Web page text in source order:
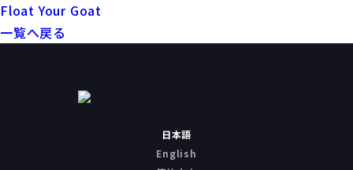
Float Your Goat
一覧へ戻る
日本語
English